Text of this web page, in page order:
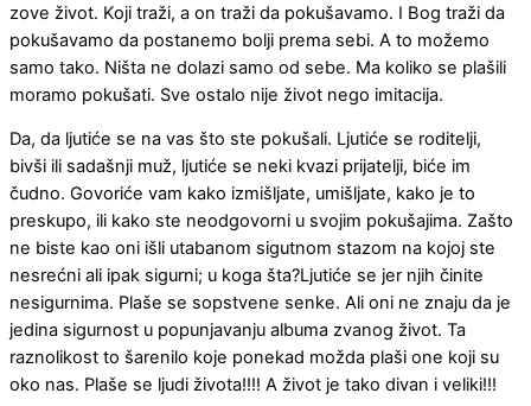
zove život. Koji traži, a on traži da pokušavamo. I Bog traži da
pokušavamo da postanemo bolji prema sebi. A to možemo
samo tako. Ništa ne dolazi samo od sebe. Ma koliko se plašili
moramo pokušati. Sve ostalo nije život nego imitacija.
Da, da ljutiće se na vas što ste pokušali. Ljutiće se roditelji,
bivši ili sadašnji muž, ljutiće se neki kvazi prijatelji, biće im
čudno. Govoriće vam kako izmišljate, umišljate, kako je to
preskupo, ili kako ste neodgovorni u svojim pokušajima. Zašto
ne biste kao oni išli utabanom sigutnom stazom na kojoj ste
nesrećni ali ipak sigurni; u koga šta?Ljutiće se jer njih činite
nesigurnima. Plaše se sopstvene senke. Ali oni ne znaju da je
jedina sigurnost u popunjavanju albuma zvanog život. Ta
raznolikost to šarenilo koje ponekad možda plaši one koji su
oko nas. Plaše se ljudi života!!!! A život je tako divan i veliki!!!